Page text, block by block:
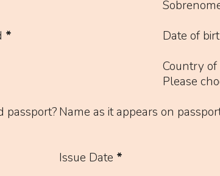
* Date of
Country of
Please
passport?Name as it appears on
Issue Date *